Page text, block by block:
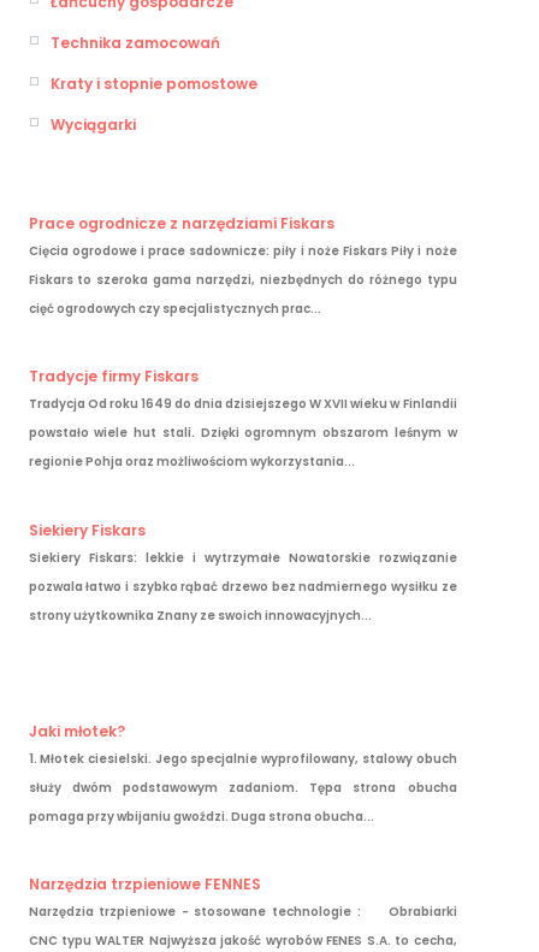
Technika zamocowań
Kraty i stopnie pomostowe
Wyciągarki
Prace ogrodnicze z narzędziami Fiskars
Cięcia ogrodowe i prace sadownicze: piły i noże Fiskars Piły i noże
Fiskars to szeroka gama narzędzi, niezbędnych do różnego typu
cięć ogrodowych czy specjalistycznych prac...
Tradycje firmy Fiskars
Tradycja Od roku 1649 do dnia dzisiejszego W XVII wieku w Finlandii
powstało wiele hut stali. Dzięki ogromnym obszarom leśnym w
regionie Pohja oraz możliwościom wykorzystania...
Siekiery Fiskars
Siekiery Fiskars: lekkie i wytrzymałe Nowatorskie rozwiązanie
pozwala łatwo i szybko rąbać drzewo bez nadmiernego wysiłku ze
strony użytkownika Znany ze swoich innowacyjnych...
Jaki młotek?
1. Młotek ciesielski. Jego specjalnie wyprofilowany, stalowy obuch
służy dwóm podstawowym zadaniom. Tępa strona obucha
pomaga przy wbijaniu gwoździ. Duga strona obucha...
Narzędzia trzpieniowe FENNES
Narzędzia trzpieniowe - stosowane technologie : Obrabiarki
CNC typu WALTER Najwyższa jakość wyrobów FENES S.A. to cecha,